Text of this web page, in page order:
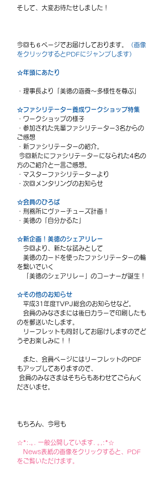
そして、大変お待たせしました！
今回も６ページでお届けしております。
（画像
をクリックするとPDFにジャンプします）
☆年頭にあたり
・理事長より「美徳の涵養〜多様性を尊ぶ」
☆ファシリテーター養成ワークショップ特集
・ワークショップの様子
・参加された先輩ファシリテーター3名からの
ご感想
・新ファシリテーターの紹介。
方のご紹介と一言ご感想。
・マスターファシリテーターより
・次回メンタリングのお知らせ
☆会員のひろば
・刑務所にヴァーチューズ計画！
・美徳の「自分かるた」
☆新企画！美徳のシェアリレー
今回より、新たな試みとして
美徳のカードを使ったファシリテーターの輪
を繋いでいく
「美徳のシェアリレー」のコーナーが誕生！
☆その他のお知らせ
平成31年度TVPJ総会のお知らせなど。
会員のみなさまには後日カラーで印刷したも
のを郵送いたします。
リーフレットも同封してお届けしますのでど
うぞお楽しみに！！
また、会員ページにはリーフレットのPDF
もアップしてありますので、
ださいませ。
もちろん、今号も
☆*:.｡. 一般公開しています. ｡,:*☆
News表紙の画像をクリックすると、PDF
をご覧いただけます。